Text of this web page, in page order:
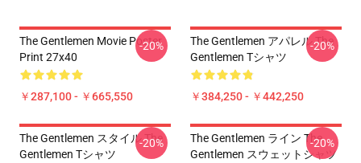
The Gentlemen Movie Poster
Print 27x40
￥287,100 - ￥665,550
-20%
The Gentlemen アパレル The
Gentlemen Tシャツ
￥384,250 - ￥442,250
-20%
The Gentlemen スタイル The
Gentlemen Tシャツ
-20%
The Gentlemen ライン The
Gentlemen スウェットシャツ
-20%